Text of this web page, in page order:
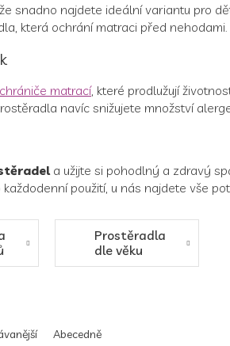
snadno najdete ideální variantu pro
která ochrání matraci před nehodami.
chrániče matrací, které prodlužují
navíc snižujete množství
a užijte si pohodlný a zdravý
použití, u nás najdete vše
Prostěradla
dle věku
Abecedně